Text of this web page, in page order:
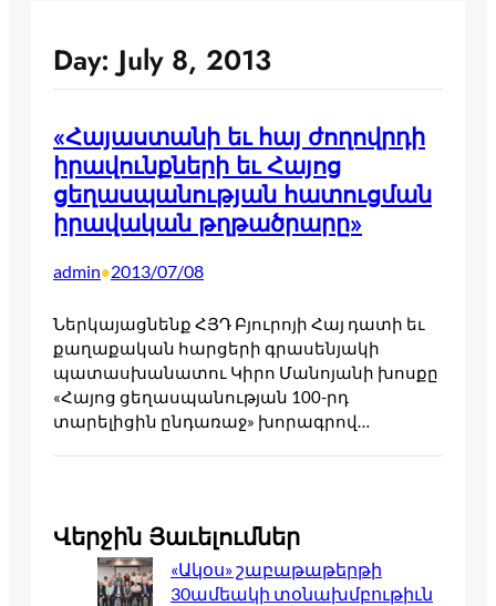
Day: July 8, 2013
«Հայաստանի եւ հայ ժողովրդի
իրավունքների եւ Հայոց
ցեղասպանության հատուցման
իրավական թղթածրարը»
admin•2013/07/08
Ներկայացնենք ՀՅԴ Բյուրոյի Հայ դատի եւ
քաղաքական հարցերի գրասենյակի
պատասխանատու Կիրո Մանոյանի խոսքը
«Հայոց ցեղասպանության 100-րդ
տարելիցին ընդառաջ» խորագրով…
Վերջին Յաւելումներ
«Ակօս» շաբաթաթերթի
30ամեակի տօնախմբութիւն